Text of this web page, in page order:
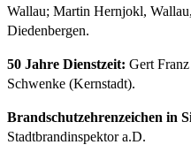
Wallau; Martin Hernjokl,
Diedenbergen.
50 Jahre Dienstzeit: Gert
Schwenke (Kernstadt).
Brandschutzehrenzeichen in
Stadtbrandinspektor a.D.